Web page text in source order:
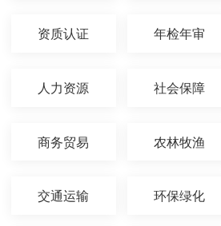
资质认证 年检年审
人力资源 社会保障
商务贸易 农林牧渔
交通运输 环保绿化